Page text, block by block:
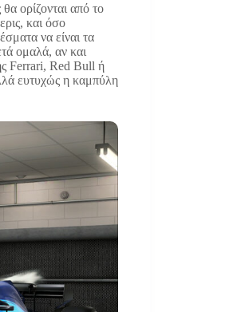
ορίζονται από το
και όσο
να είναι τα
ομαλά, αν και
Ferrari, Red Bull ή
ευτυχώς η καμπύλη